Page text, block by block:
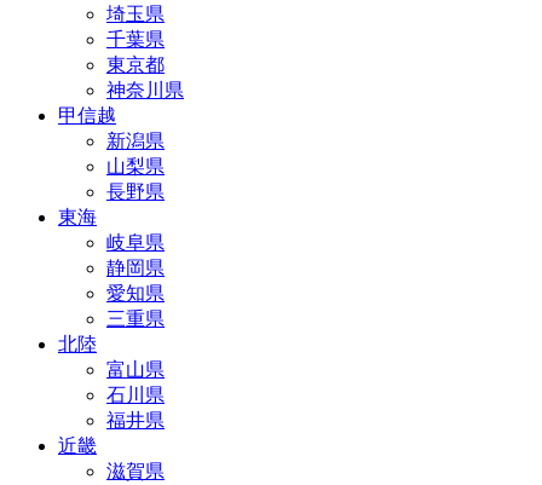
埼玉県
千葉県
東京都
神奈川県
甲信越
新潟県
山梨県
長野県
東海
岐阜県
静岡県
愛知県
三重県
北陸
富山県
石川県
福井県
近畿
滋賀県